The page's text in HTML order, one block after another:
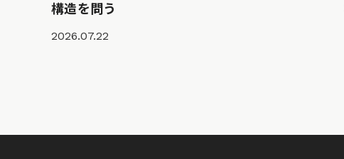
構造を問う
2026.07.22